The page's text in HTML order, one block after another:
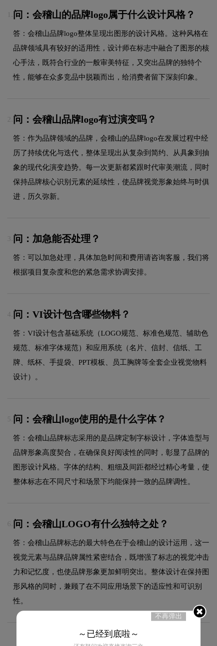
问：会稽山的品牌logo属于什么设计风格？
答：会稽山品牌logo整体呈现出图形的设计风格。这种风格在
品牌领域具有较好的适用性，设计师在标志中融合了图形的核
心手法，既符合行业的一般审美特征，又突出品牌的独特个
性，能够在众多竞品中脱颖而出，给消费者留下深刻印象。
2. 问：会稽山品牌logo有过演变吗？
答：作为品牌领域的品牌，会稽山的品牌logo在发展过程中经
历了持续优化与迭代，整体呈现出从复杂到简约、从具象到抽
象的现代化演变趋势。每一次更新都紧跟时代审美潮流，同时
保持品牌核心识别元素的延续性，使品牌视觉形象始终与时俱
进，历久弥新。
3. 问：加急能否处理？
答：可以加急处理，具体加急时间和费用请咨询客服，我们将
根据项目复杂度和您的紧急需求协调安排。
4. 问：VI设计包含哪些物料？
答：VI设计包含基础系统（LOGO规范、标准色规范、辅助色
规范、标准字体规范）和应用系统（名片、信封、信纸、工
牌、纸杯、手提袋、PPT模板、员工胸牌等全套企业视觉物料
设计）。
5. 问：会稽山logo使用的是什么字体？
答：会稽山品牌标志采用的是品牌定制字标设计，字体造型与
品牌形象高度契合，在确保良好阅读性的同时，彰显了品牌的
图形设计风格。字体的结构、粗细及间距都经过精心考量，使
整体标志在不同尺寸和场景下均能保持一致的品牌调性。
6. 问：会稽山LOGO有什么独特之处？
答：会稽山品牌标志的最大特色在于会稽山的设计运用，这一
视觉元素与品牌品牌属性紧密结合，既增强了标志的视觉冲击
力和记忆度，也使品牌形象更加鲜明突出。整体设计在保持图
形风格的同时，兼顾了在不同应用场景下的适应性和可识别
性。
不再弹出
～已经到底啦～